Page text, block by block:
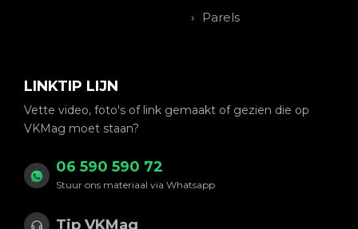
Parels
LINKTIP LIJN
Vette video, foto's of link gemaakt of gezien die op
VKMag moet staan?
06 590 590 72
Stuur ons materiaal via Whatsapp
Tip VKMag